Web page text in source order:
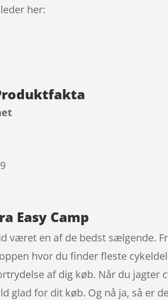
her:
Easy Camp
været en af de bedst sælgende.
hvor du finder fleste
af dig køb. Når du jagter
glad for dit køb. Og nå ja, så er